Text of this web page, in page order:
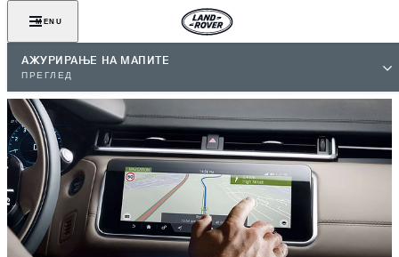
MENU
АЖУРИРАЊЕ НА МАПИТЕ
ПРЕГЛЕД